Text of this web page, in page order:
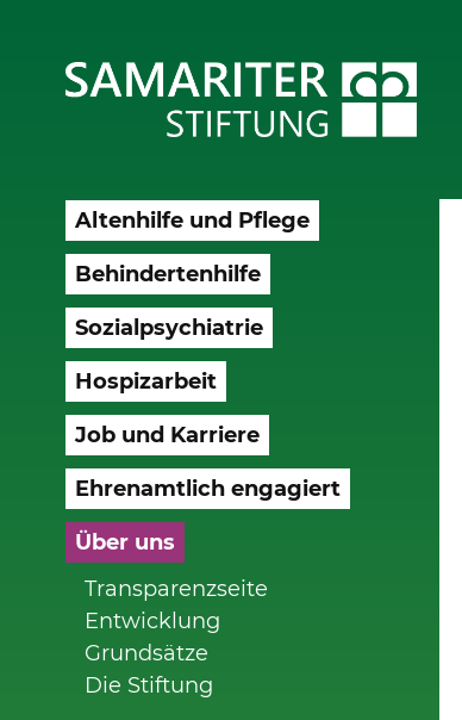
Altenhilfe und Pflege
Behindertenhilfe
Sozialpsychiatrie
Hospizarbeit
Job und Karriere
Ehrenamtlich engagiert
Über uns
Transparenzseite
Entwicklung
Grundsätze
Die Stiftung